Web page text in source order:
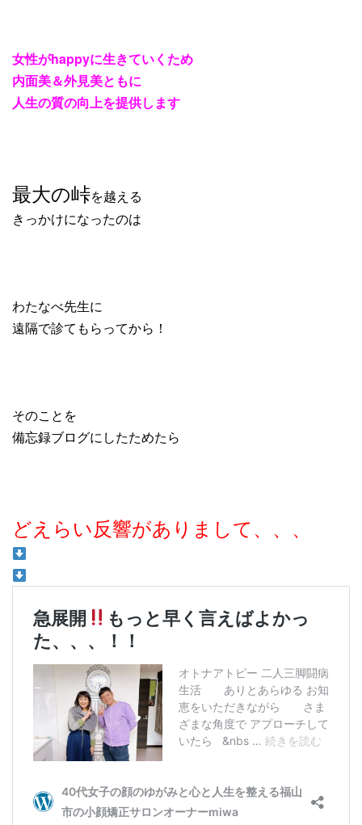
女性がhappyに生きていくため
内面美＆外見美ともに
人生の質の向上を提供します
最大の峠を越える
きっかけになったのは
わたなべ先生に
遠隔で診てもらってから！
そのことを
備忘録ブログにしたためたら
どえらい反響がありまして、、、